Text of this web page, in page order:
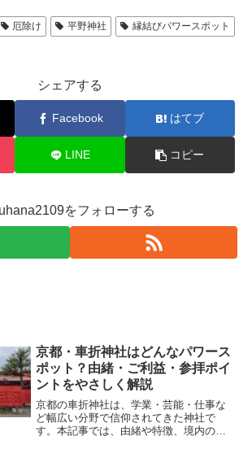
厄除け 平野神社
縁結びパワースポット
シェアする
Facebook はてブ
LINE コピー
をフォローする
京都・車折神社はどんなパワース
ポット？由緒・ご利益・参拝ポイ
ントをやさしく解説
京都の車折神社は、学業・芸能・仕事な
ど幅広い分野で信仰されてきた神社で
す。本記事では、由緒や特徴、境内の見